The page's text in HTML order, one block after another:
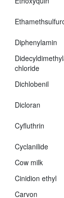
Diphenylamin
chloride
Dichlobenil
Dicloran
Cyfluthrin
Cyclanilide
Cow milk
Cinidion ethyl
Carvon